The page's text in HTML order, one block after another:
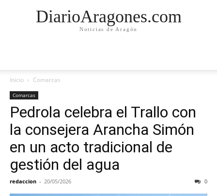
DiarioAragones.com
Noticias de Aragón
Inicio Comarcas
Comarcas
Pedrola celebra el Trallo con
la consejera Arancha Simón
en un acto tradicional de
gestión del agua
redaccion - 20/05/2026 0